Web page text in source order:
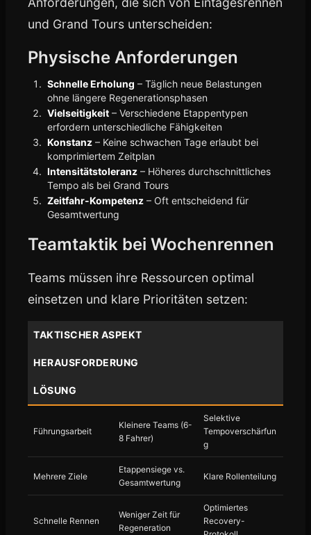
und Grand Tours unterscheiden:
Physische Anforderungen
Schnelle Erholung – Täglich neue Belastungen
ohne längere Regenerationsphasen
Vielseitigkeit – Verschiedene Etappentypen
erfordern unterschiedliche Fähigkeiten
Konstanz – Keine schwachen Tage erlaubt bei
komprimiertem Zeitplan
Intensitätstoleranz – Höheres durchschnittliches
Tempo als bei Grand Tours
Zeitfahr-Kompetenz – Oft entscheidend für
Gesamtwertung
Teamtaktik bei Wochenrennen
Teams müssen ihre Ressourcen optimal
einsetzen und klare Prioritäten setzen:
TAKTISCHER ASPEKT
HERAUSFORDERUNG
LÖSUNG
Führungsarbeit
Kleinere Teams (6-
8 Fahrer)
Selektive
Tempoverschärfun
g
Mehrere Ziele
Etappensiege vs.
Gesamtwertung
Klare Rollenteilung
Schnelle Rennen
Weniger Zeit für
Regeneration
Optimiertes
Recovery-